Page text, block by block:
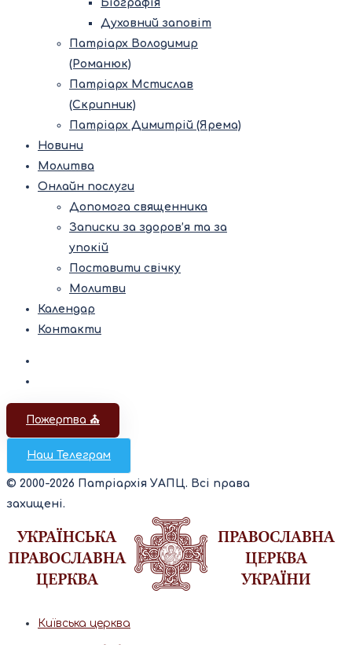
Біографія
Духовний заповіт
Патріарх Володимир
(Романюк)
Патріарх Мстислав
(Скрипник)
Патріарх Димитрій (Ярема)
Новини
Молитва
Онлайн послуги
Допомога священника
Записки за здоров’я та за
упокій
Поставити свічку
Молитви
Календар
Контакти
Пожертва ⛪️
Наш Телеграм
© 2000-2026 Патріархія УАПЦ. Всі права
захищені.
Київська церква